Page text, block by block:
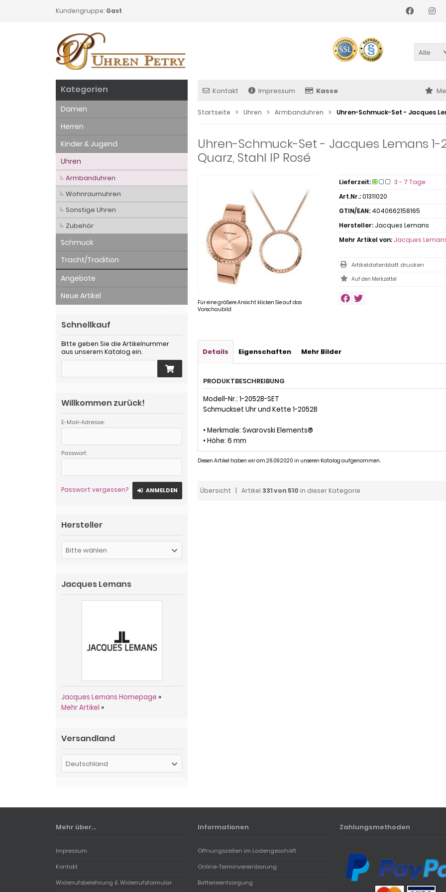
Kundengruppe: Gast
Alle
Kontakt Impressum Kasse
Startseite Uhren Armbanduhren Uhren-Schmuck-Set - Jacques
Uhren-Schmuck-Set - Jacques Lemans 1-
Quarz, Stahl IP Rosé
Für eine größere Ansicht klicken Sie auf das
Vorschaubild
Lieferzeit:
3 - 7 Tage
Art.Nr.:01311020
GTIN/EAN: 4040662158165
Hersteller: Jacques Lemans
Mehr Artikel von: Jacques
Artikeldatenblatt drucken
Details Eigenschaften Mehr Bilder
PRODUKTBESCHREIBUNG
Modell-Nr.: 1-2052B-SET
Schmuckset Uhr und Kette 1-2052B
• Merkmale: Swarovski Elements®
• Höhe: 6 mm
Diesen Artikel haben wir am 26.09.2020 in unseren Katalog aufgenommen.
Übersicht | Artikel 331 von 510 in dieser Kategorie
Kategorien
Damen
Herren
Kinder & Jugend
Uhren
Armbanduhren
Wohnraumuhren
Sonstige Uhren
Zubehör
Schmuck
Tracht/Tradition
Angebote
Neue Artikel
Schnellkauf
Bitte geben Sie die Artikelnummer
aus unserem Katalog ein.
Willkommen zurück!
E-Mail-Adresse:
Passwort:
Passwort vergessen? ANMELDEN
Hersteller
Bitte wählen
Jacques Lemans
Jacques Lemans Homepage »
Mehr Artikel »
Versandland
Deutschland
Mehr über...
Impressum
Kontakt
Widerrufsbelehrung & Widerrufsformular
Informationen
Öffnungszeiten im Ladengeschäft
Online-Terminvereinbarung
Batterieentsorgung
Zahlungsmethoden